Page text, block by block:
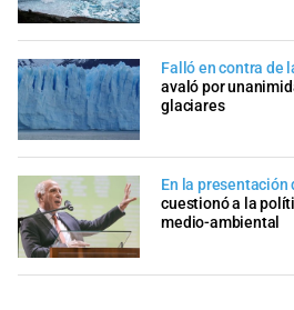
Falló en contra de
avaló por
glaciares
En la presentación
cuestionó a la
medio-ambiental